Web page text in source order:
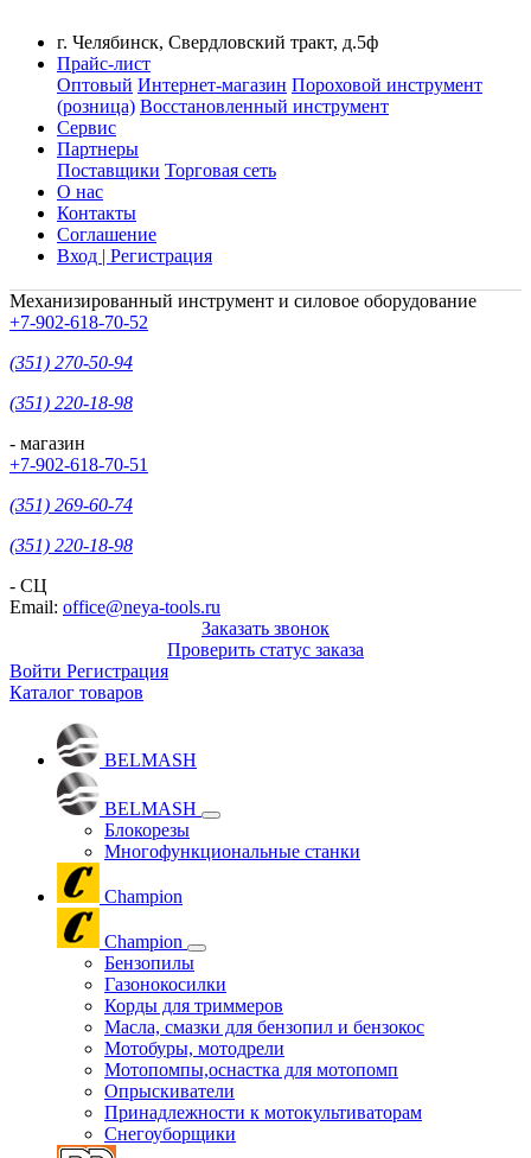
г. Челябинск, Свердловский тракт, д.5ф
Прайс-лист
Оптовый Интернет-магазин Пороховой инструмент
(розница) Восстановленный инструмент
Сервис
Партнеры
Поставщики Торговая сеть
О нас
Контакты
Соглашение
Вход | Регистрация
Механизированный инструмент и силовое оборудование
+7-902-618-70-52
(351) 270-50-94
(351) 220-18-98
- магазин
+7-902-618-70-51
(351) 269-60-74
(351) 220-18-98
- СЦ
Email: office@neya-tools.ru
Заказать звонок
Проверить статус заказа
Войти Регистрация
Каталог товаров
BELMASH
BELMASH
Блокорезы
Многофункциональные станки
Champion
Champion
Бензопилы
Газонокосилки
Корды для триммеров
Масла, смазки для бензопил и бензокос
Мотобуры, мотодрели
Мотопомпы,оснастка для мотопомп
Опрыскиватели
Принадлежности к мотокультиваторам
Снегоуборщики